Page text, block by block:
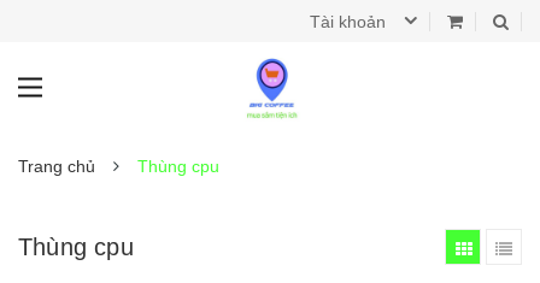
Tài khoản
Trang chủ Thùng cpu
Thùng cpu